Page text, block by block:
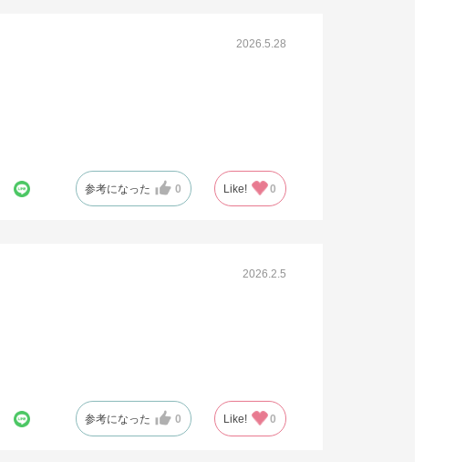
2026.5.28
参考になった 0 Like! 0
2026.2.5
参考になった 0 Like! 0